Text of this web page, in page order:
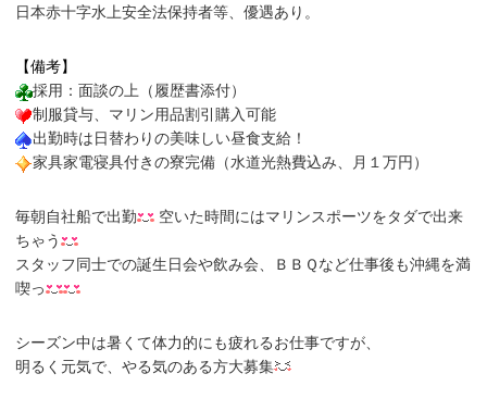
日本赤十字水上安全法保持者等、優遇あり。
【備考】
採用：面談の上（履歴書添付）
制服貸与、マリン用品割引購入可能
出勤時は日替わりの美味しい昼食支給！
家具家電寝具付きの寮完備（水道光熱費込み、月１万円）
毎朝自社船で出勤
空いた時間にはマリンスポーツをタダで出来
ちゃう
スタッフ同士での誕生日会や飲み会、ＢＢＱなど仕事後も沖縄を満
喫っ
シーズン中は暑くて体力的にも疲れるお仕事ですが、
明るく元気で、やる気のある方大募集